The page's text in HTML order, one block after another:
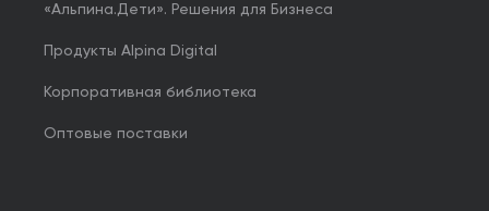
«Альпина.Дети». Решения для Бизнеса
Продукты Alpina Digital
Корпоративная библиотека
Оптовые поставки